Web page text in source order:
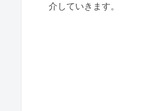
介していきます。